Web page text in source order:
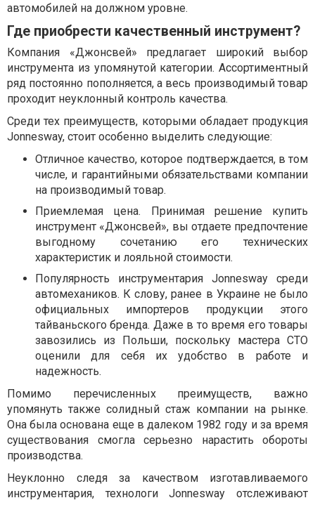
автомобилей на должном уровне.
Где приобрести качественный инструмент?
Компания «Джонсвей» предлагает широкий выбор
инструмента из упомянутой категории. Ассортиментный
ряд постоянно пополняется, а весь производимый товар
проходит неуклонный контроль качества.
Среди тех преимуществ, которыми обладает продукция
Jonnesway, стоит особенно выделить следующие:
Отличное качество, которое подтверждается, в том
числе, и гарантийными обязательствами компании
на производимый товар.
Приемлемая цена. Принимая решение купить
инструмент «Джонсвей», вы отдаете предпочтение
выгодному сочетанию его технических
характеристик и лояльной стоимости.
Популярность инструментария Jonnesway среди
автомехаников. К слову, ранее в Украине не было
официальных импортеров продукции этого
тайваньского бренда. Даже в то время его товары
завозились из Польши, поскольку мастера СТО
оценили для себя их удобство в работе и
надежность.
Помимо перечисленных преимуществ, важно
упомянуть также солидный стаж компании на рынке.
Она была основана еще в далеком 1982 году и за время
существования смогла серьезно нарастить обороты
производства.
Неуклонно следя за качеством изготавливаемого
инструментария, технологи Jonnesway отслеживают